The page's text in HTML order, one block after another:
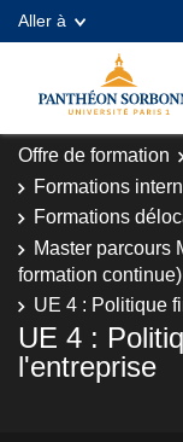
Aller à
Offre de formation
Formations
Formations
Master parcours
formation
UE 4 : Politique
UE 4 :
l'entreprise